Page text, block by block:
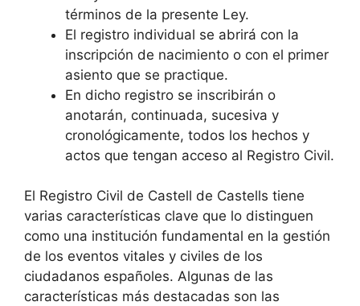
términos de la presente Ley.
El registro individual se abrirá con la
inscripción de nacimiento o con el primer
asiento que se practique.
En dicho registro se inscribirán o
anotarán, continuada, sucesiva y
cronológicamente, todos los hechos y
actos que tengan acceso al Registro Civil.
El Registro Civil de Castell de Castells tiene
varias características clave que lo distinguen
como una institución fundamental en la gestión
de los eventos vitales y civiles de los
ciudadanos españoles. Algunas de las
características más destacadas son las